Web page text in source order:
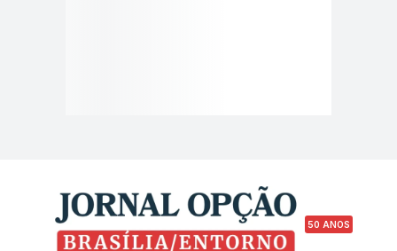
50 ANOS